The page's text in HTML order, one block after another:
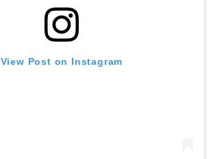
View Post on Instagram